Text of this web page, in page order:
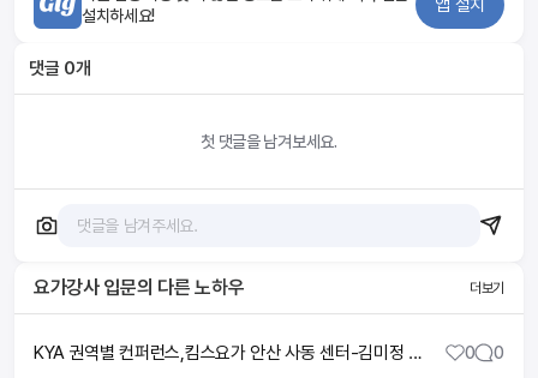
설치하세요!
앱 설치
댓글 0개
첫 댓글을 남겨보세요.
요가강사 입문의 다른 노하우 더보기
KYA 권역별 컨퍼런스,킴스요가 안산 사동 센터-김미정 원장님 0 0